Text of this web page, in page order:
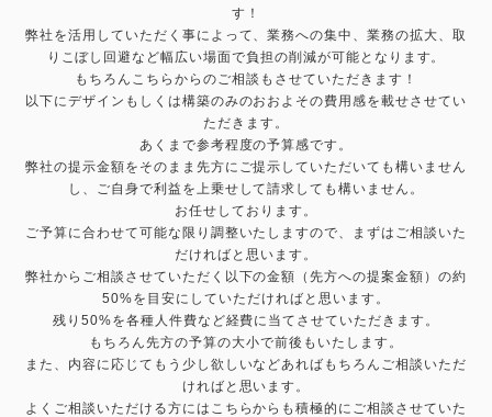
す！
弊社を活用していただく事によって、業務への集中、業務の拡大、取
りこぼし回避など幅広い場面で負担の削減が可能となります。
もちろんこちらからのご相談もさせていただきます！
以下にデザインもしくは構築のみのおおよその費用感を載せさせてい
ただきます。
あくまで参考程度の予算感です。
弊社の提示金額をそのまま先方にご提示していただいても構いません
し、ご自身で利益を上乗せして請求しても構いません。
お任せしております。
ご予算に合わせて可能な限り調整いたしますので、まずはご相談いた
だければと思います。
弊社からご相談させていただく以下の金額（先方への提案金額）の約
50%を目安にしていただければと思います。
残り50%を各種人件費など経費に当てさせていただきます。
もちろん先方の予算の大小で前後もいたします。
また、内容に応じてもう少し欲しいなどあればもちろんご相談いただ
ければと思います。
よくご相談いただける方にはこちらからも積極的にご相談させていた